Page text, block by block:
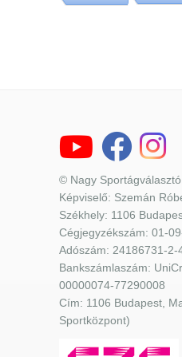
© Nagy
Képviselő: Szemán
Székhely: 1106
Cégjegyzékszám: 01-
Adószám: 24186731-2-
Bankszámlaszám:
00000074-77290008
Cím: 1106 Budapest,
Sportközpont)